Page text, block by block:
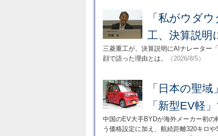
「私がウダ
工、決算説明
三菱重工が、決算説明にAIナレーター
顔で語った理由とは。
（2026/8/5）
「日本の聖
「新型EV軽
中国のEV大手BYDが海外メーカー初
う価格設定に加え、航続距離320キロ